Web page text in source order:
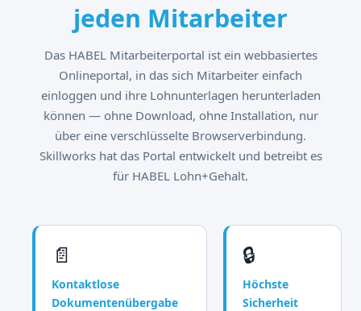
jeden Mitarbeiter
Das HABEL Mitarbeiterportal ist ein webbasiertes
Onlineportal, in das sich Mitarbeiter einfach
einloggen und ihre Lohnunterlagen herunterladen
können — ohne Download, ohne Installation, nur
über eine verschlüsselte Browserverbindung.
Skillworks hat das Portal entwickelt und betreibt es
für HABEL Lohn+Gehalt.
📄
Kontaktlose
Dokumentenübergabe
🔒
Höchste
Sicherheit